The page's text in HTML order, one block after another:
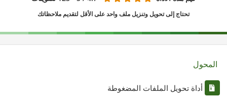
تحتاج إلى تحويل وتنزيل ملف واحد على الأقل لتقديم ملاحظاتك
المحول
أداة تحويل الملفات المضغوطة